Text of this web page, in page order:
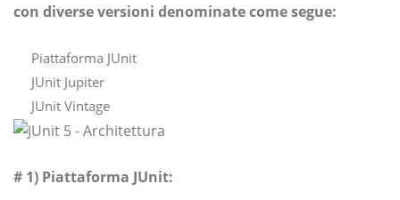
con diverse versioni denominate come segue:
Piattaforma JUnit
JUnit Jupiter
JUnit Vintage
# 1) Piattaforma JUnit: